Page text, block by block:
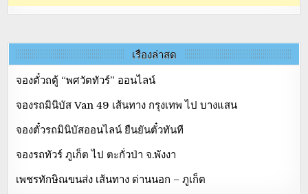
เรื่องล่าสุด
จองตั๋วถตู้ “พศวัตทัวร์” ออนไลน์
จองรถมินิบัส Van 49 เส้นทาง กรุงเทพ ไป บางแสน
จองตั๋วรถมินิบัสออนไลน์ ยืนยันตั๋วทันที
จองรถทัวร์ ภูเก็ต ไป ตะกั่วป่า จ.พังงา
เพชรทักษิณขนส่ง เส้นทาง ด่านนอก – ภูเก็ต